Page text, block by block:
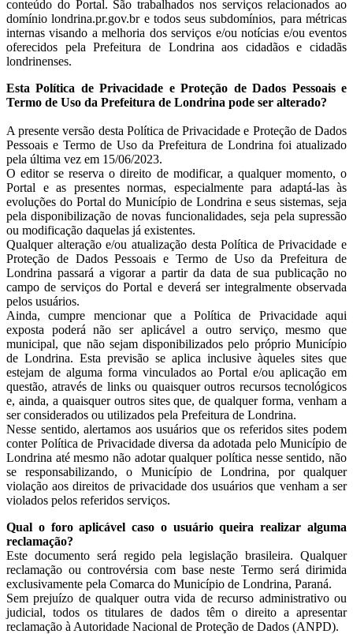
conteúdo do Portal. São trabalhados nos serviços relacionados ao
domínio londrina.pr.gov.br e todos seus subdomínios, para métricas
internas visando a melhoria dos serviços e/ou notícias e/ou eventos
oferecidos pela Prefeitura de Londrina aos cidadãos e cidadãs
londrinenses.
Esta Política de Privacidade e Proteção de Dados Pessoais e
Termo de Uso da Prefeitura de Londrina pode ser alterado?
A presente versão desta Política de Privacidade e Proteção de Dados
Pessoais e Termo de Uso da Prefeitura de Londrina foi atualizado
pela última vez em 15/06/2023.
O editor se reserva o direito de modificar, a qualquer momento, o
Portal e as presentes normas, especialmente para adaptá-las às
evoluções do Portal do Município de Londrina e seus sistemas, seja
pela disponibilização de novas funcionalidades, seja pela supressão
ou modificação daquelas já existentes.
Qualquer alteração e/ou atualização desta Política de Privacidade e
Proteção de Dados Pessoais e Termo de Uso da Prefeitura de
Londrina passará a vigorar a partir da data de sua publicação no
campo de serviços do Portal e deverá ser integralmente observada
pelos usuários.
Ainda, cumpre mencionar que a Política de Privacidade aqui
exposta poderá não ser aplicável a outro serviço, mesmo que
municipal, que não sejam disponibilizados pelo próprio Município
de Londrina. Esta previsão se aplica inclusive àqueles sites que
estejam de alguma forma vinculados ao Portal e/ou aplicação em
questão, através de links ou quaisquer outros recursos tecnológicos
e, ainda, a quaisquer outros sites que, de qualquer forma, venham a
ser considerados ou utilizados pela Prefeitura de Londrina.
Nesse sentido, alertamos aos usuários que os referidos sites podem
conter Política de Privacidade diversa da adotada pelo Município de
Londrina até mesmo não adotar qualquer política nesse sentido, não
se responsabilizando, o Município de Londrina, por qualquer
violação aos direitos de privacidade dos usuários que venham a ser
violados pelos referidos serviços.
Qual o foro aplicável caso o usuário queira realizar alguma
reclamação?
Este documento será regido pela legislação brasileira. Qualquer
reclamação ou controvérsia com base neste Termo será dirimida
exclusivamente pela Comarca do Município de Londrina, Paraná.
Sem prejuízo de qualquer outra vida de recurso administrativo ou
judicial, todos os titulares de dados têm o direito a apresentar
reclamação à Autoridade Nacional de Proteção de Dados (ANPD).